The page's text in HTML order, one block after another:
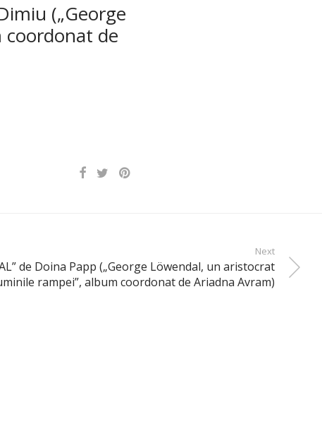
(„George
coordonat de
Next
de Doina Papp („George Löwendal, un aristocrat
rampei”, album coordonat de Ariadna Avram)